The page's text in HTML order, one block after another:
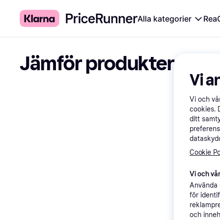
Alla kategorier Rea
Jämför produkter
Vi
Vi och
cookies.
ditt
Cookie
Vi och
Använda
för
och